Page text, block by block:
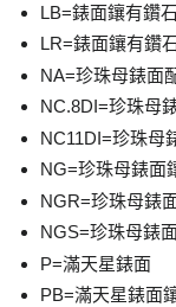
LB=錶面鑲有鑽
LR=錶面鑲有鑽
NA=珍珠母錶面
NC.8DI=珍珠母
NC11DI=珍珠母
NG=珍珠母錶面
NGR=珍珠母錶
NGS=珍珠母錶
P=滿天星錶面
PB=滿天星錶面